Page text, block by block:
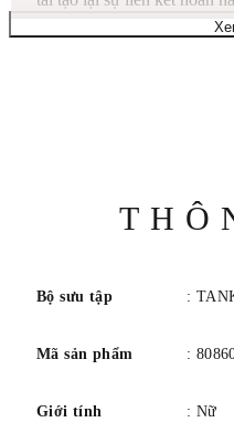
lên dây được tích hợp liền
Đồng hồ Tank Anglaise,
Vỏ thép, dài: 34,7 mm,
mặt số flinqué màu bạc,
Chống nước ở áp suất 3 bar
Bộ sưu tập :
Mã sản phẩm :
Giới tính : Nữ